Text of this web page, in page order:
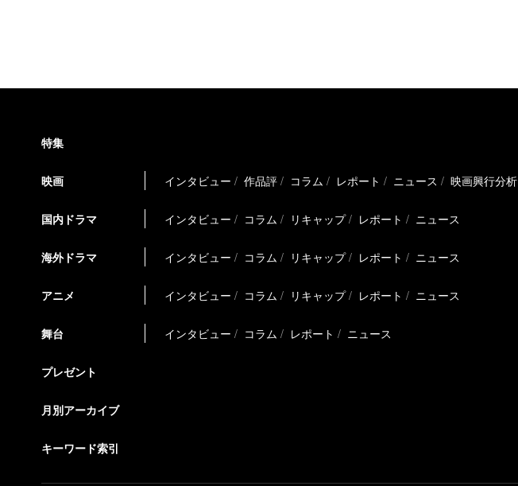
特集
映画 インタビュー 作品評 コラム レポート ニュース 映画興行分析
国内ドラマ インタビュー コラム リキャップ レポート ニュース
海外ドラマ インタビュー コラム リキャップ レポート ニュース
アニメ インタビュー コラム リキャップ レポート ニュース
舞台 インタビュー コラム レポート ニュース
プレゼント
月別アーカイブ
キーワード索引